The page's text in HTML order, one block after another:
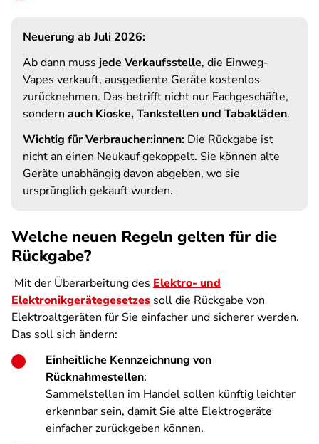
Neuerung ab Juli 2026:
Ab dann muss jede Verkaufsstelle, die Einweg-
Vapes verkauft, ausgediente Geräte kostenlos
zurücknehmen. Das betrifft nicht nur Fachgeschäfte,
sondern auch Kioske, Tankstellen und Tabakläden.
Wichtig für Verbraucher:innen: Die Rückgabe ist
nicht an einen Neukauf gekoppelt. Sie können alte
Geräte unabhängig davon abgeben, wo sie
ursprünglich gekauft wurden.
Welche neuen Regeln gelten für die
Rückgabe?
Mit der Überarbeitung des Elektro- und
Elektronikgerätegesetzes soll die Rückgabe von
Elektroaltgeräten für Sie einfacher und sicherer werden.
Das soll sich ändern:
Einheitliche Kennzeichnung von
Rücknahmestellen:
Sammelstellen im Handel sollen künftig leichter
erkennbar sein, damit Sie alte Elektrogeräte
einfacher zurückgeben können.